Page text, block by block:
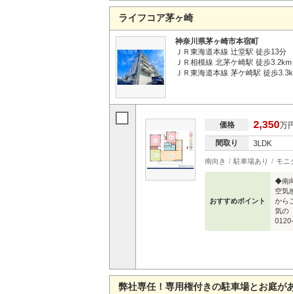
ライフコア茅ヶ崎
神奈川県茅ヶ崎市本宿町
ＪＲ東海道本線 辻堂駅 徒歩13分
ＪＲ相模線 北茅ケ崎駅 徒歩3.2km
ＪＲ東海道本線 茅ケ崎駅 徒歩
価格 2,350万
間取り 3LDK
南向き 駐車場あり モニ
おすすめポイント
◆南
空気
から
気の
弊社専任！専用権付きの駐車場とお庭が